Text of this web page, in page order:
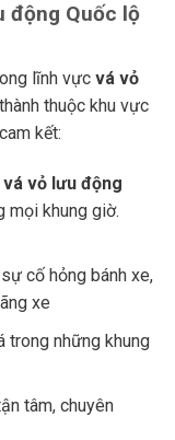
động Quốc lộ
lĩnh vực vá vỏ
thuộc khu vực
kết:
vá vỏ lưu động
mọi khung giờ.
cố hỏng bánh xe,
xe
trong những khung
tâm, chuyên